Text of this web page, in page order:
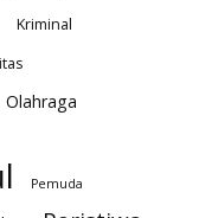
Kriminal
Olahraga
Pemuda